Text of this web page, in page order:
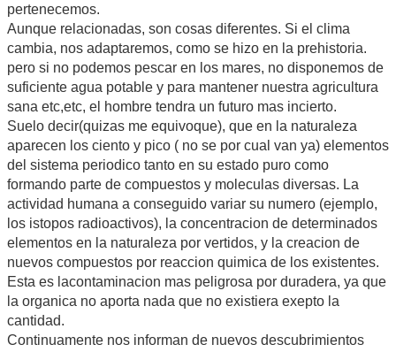
pertenecemos.
Aunque relacionadas, son cosas diferentes. Si el clima
cambia, nos adaptaremos, como se hizo en la prehistoria.
pero si no podemos pescar en los mares, no disponemos de
suficiente agua potable y para mantener nuestra agricultura
sana etc,etc, el hombre tendra un futuro mas incierto.
Suelo decir(quizas me equivoque), que en la naturaleza
aparecen los ciento y pico ( no se por cual van ya) elementos
del sistema periodico tanto en su estado puro como
formando parte de compuestos y moleculas diversas. La
actividad humana a conseguido variar su numero (ejemplo,
los istopos radioactivos), la concentracion de determinados
elementos en la naturaleza por vertidos, y la creacion de
nuevos compuestos por reaccion quimica de los existentes.
Esta es lacontaminacion mas peligrosa por duradera, ya que
la organica no aporta nada que no existiera exepto la
cantidad.
Continuamente nos informan de nuevos descubrimientos